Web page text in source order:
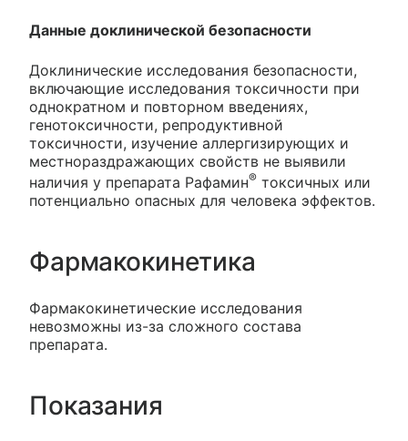
Данные доклинической безопасности
Доклинические исследования безопасности,
включающие исследования токсичности при
однократном и повторном введениях,
генотоксичности, репродуктивной
токсичности, изучение аллергизирующих и
местнораздражающих свойств не выявили
наличия у препарата Рафамин® токсичных или
потенциально опасных для человека эффектов.
Фармакокинетика
Фармакокинетические исследования
невозможны из-за сложного состава
препарата.
Показания